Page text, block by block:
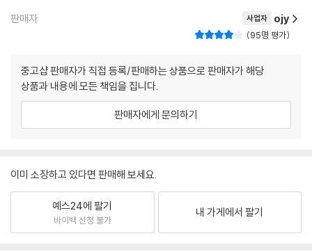
판매자 사업자 ojy
95명 평가
중고샵 판매자가 직접 등록/판매하는 상품으로 판매자가 해당
상품과 내용에 모든 책임을 집니다.
판매자에게 문의하기
이미 소장하고 있다면 판매해 보세요.
예스24에 팔기
바이백 신청 불가
내 가게에서 팔기